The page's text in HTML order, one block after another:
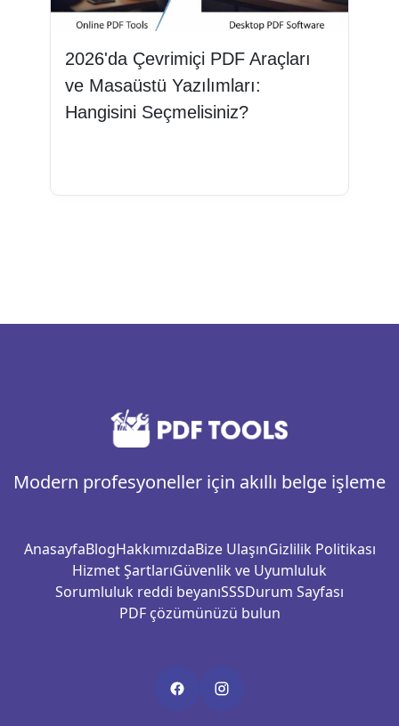
2026'da Çevrimiçi PDF Araçları
ve Masaüstü Yazılımları:
Hangisini Seçmelisiniz?
Modern profesyoneller için akıllı belge işleme
AnasayfaBlogHakkımızdaBize UlaşınGizlilik Politikası
Hizmet ŞartlarıGüvenlik ve Uyumluluk
Sorumluluk reddi beyanıSSSDurum Sayfası
PDF çözümünüzü bulun